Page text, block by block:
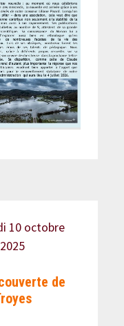
10 octobre
2025
de